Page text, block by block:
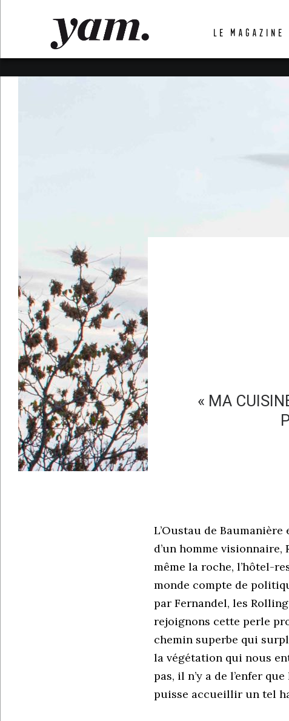
LE MAGAZINE
« MA
L’Oustau de
d’un homme
même la roche, l’hôtel-
monde compte de
par Fernandel, les
rejoignons cette perle
chemin superbe qui
la végétation qui nous
pas, il n’y a de l’enfer
puisse accueillir un tel